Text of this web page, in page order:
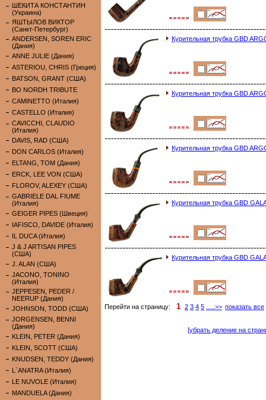
ШЕКИТА КОНСТАНТИН
(Украина)
ЯШТЫЛОВ ВИКТОР
(Санкт-Петербург)
ANDERSEN, SOREN ERIC
(Дания)
ANNE JULIE (Дания)
ASTERIOU, CHRIS (Греция)
BATSON, GRANT (США)
BO NORDH TRIBUTE
CAMINETTO (Италия)
CASTELLO (Италия)
CAVICCHI, CLAUDIO
(Италия)
DAVIS, RAD (США)
DON CARLOS (Италия)
ELTANG, TOM (Дания)
ERCK, LEE VON (США)
FLOROV, ALEXEY (США)
GABRIELE DAL FIUME
(Италия)
GEIGER PIPES (Швеция)
IAFISCO, DAVIDE (Италия)
IL DUCA (Италия)
J & J ARTISAN PIPES
(США)
J. ALAN (США)
JACONO, TONINO
(Италия)
JEPPESEN, PEDER /
NEERUP (Дания)
JOHNSON, TODD (США)
JORGENSEN, BENNI
(Дания)
KLEIN, PETER (Дания)
KLEIN, SCOTT (США)
KNUDSEN, TEDDY (Дания)
L`ANATRA (Италия)
LE NUVOLE (Италия)
MANDUELA (Дания)
Курительная трубка GBD
Курительная трубка GBD
Курительная трубка GBD
Курительная трубка GBD
Курительная трубка GBD
Перейти на страницу: 1 2 3 4 5 .....>> показать все
[убрать деление на